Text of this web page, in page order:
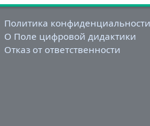
Политика конфиденциальности
О Поле цифровой дидактики
Отказ от ответственности